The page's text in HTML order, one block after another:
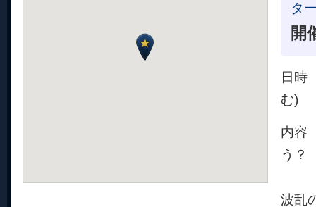
タ
開
日
む)
内容
う？
波乱